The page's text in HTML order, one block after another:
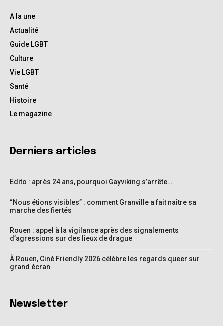
A la une
Actualité
Guide LGBT
Culture
Vie LGBT
Santé
Histoire
Le magazine
Derniers articles
Edito : après 24 ans, pourquoi Gayviking s’arrête…
“Nous étions visibles” : comment Granville a fait naître sa
marche des fiertés
Rouen : appel à la vigilance après des signalements
d’agressions sur des lieux de drague
À Rouen, Ciné Friendly 2026 célèbre les regards queer sur
grand écran
Newsletter